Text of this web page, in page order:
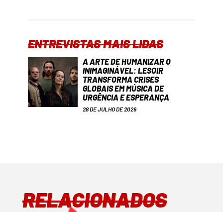
ENTREVISTAS MAIS LIDAS
A ARTE DE HUMANIZAR O
INIMAGINÁVEL: LESOIR
TRANSFORMA CRISES
GLOBAIS EM MÚSICA DE
URGÊNCIA E ESPERANÇA
28 DE JULHO DE 2026
RELACIONADOS